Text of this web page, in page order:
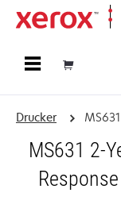
Drucker
MS631 2-